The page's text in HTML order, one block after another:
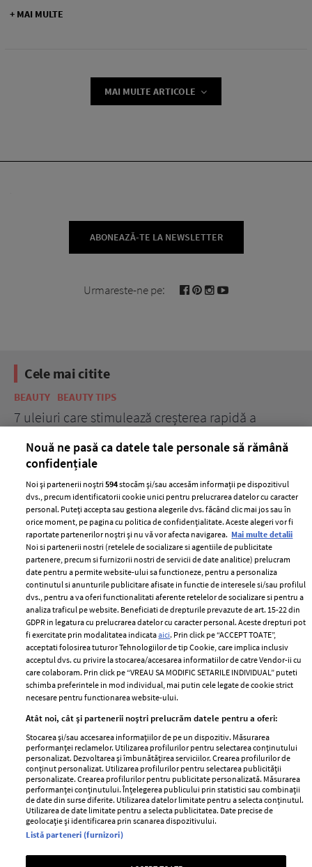
+ MAI MULTE
MAI MULTE ARTICOLE
ABONEAZĂ-TE LA NEWSLETTER
Urmareste-ne pe:
Cele mai citite
BEAUTY BEAUTY TIPS
7 uleiuri care stimulează creșterea rapidă a
ELLE Style Awards
2024
Despre ELLE
Romania
Contact
Abonamente
Termeni si conditii
Politica de
confidențialitate
Politica de cookies
Publicitate
GSP
Unica
Baby
Retete
femei
Viva
Avantaje
Retete practice
Pariază responsabil! Decizia ONJN nr. 821/25.09.2025.
Jocurile de noroc sunt interzise minorilor.
Nouă ne pasă ca datele tale personale să rămână
confidențiale
Noi și partenerii noștri594stocăm și/sau accesăm informații pe dispozitivul
dvs., precum identificatorii cookie unici pentru prelucrarea datelor cu caracter
personal. Puteți accepta sau gestiona alegerile dvs. făcând clic mai jos sau în
orice moment, pe pagina cu politica de confidențialitate. Aceste alegeri vor fi
raportate partenerilor noștri și nu vă vor afecta navigarea. Mai multe detalii
Noi si partenerii nostri (retelele de socializare si agentiile de publicitate
partenere, precum si furnizorii nostri de servicii de date analitice) prelucram
date pentru a permite website-ului sa functioneze, pentru a personaliza
continutul si anunturile publicitare afisate in functie de interesele si/sau profilul
dvs., pentru a va oferi functionalitati aferente retelelor de socializare si pentru a
analiza traficul pe website. Beneficiati de drepturile prevazute de art. 15-22 din
GDPR in legatura cu prelucrarea datelor cu caracter personal. Aceste drepturi pot
fi exercitate prin modalitatea indicataaici. Prin click pe “ACCEPT TOATE”,
acceptati folosirea tuturor Tehnologiilor de tip Cookie, care implica inclusiv
acceptul dvs. cu privire la stocarea/accesarea informatiilor de catre Vendor-ii cu
care colaboram. Prin click pe “VREAU SA MODIFIC SETARILE INDIVIDUAL” puteti
schimba preferintele in mod individual, mai putin cele legate de cookie strict
necesare pentru functionarea website-ului.
Atât noi, cât și partenerii noștri prelucrăm datele pentru a oferi:
Stocarea și/sau accesarea informațiilor de pe un dispozitiv. Măsurarea
performanței reclamelor. Utilizarea profilurilor pentru selectarea conținutului
personalizat. Dezvoltarea și îmbunătățirea serviciilor. Crearea profilurilor de
conținut personalizat. Utilizarea profilurilor pentru selectarea publicității
personalizate. Crearea profilurilor pentru publicitate personalizată. Măsurarea
performanței conținutului. Înțelegerea publicului prin statistici sau combinații
de date din surse diferite. Utilizarea datelor limitate pentru a selecta conținutul.
Utilizarea de date limitate pentru a selecta publicitatea. Date precise de
geolocație și identificarea prin scanarea dispozitivului.
Listă parteneri (furnizori)